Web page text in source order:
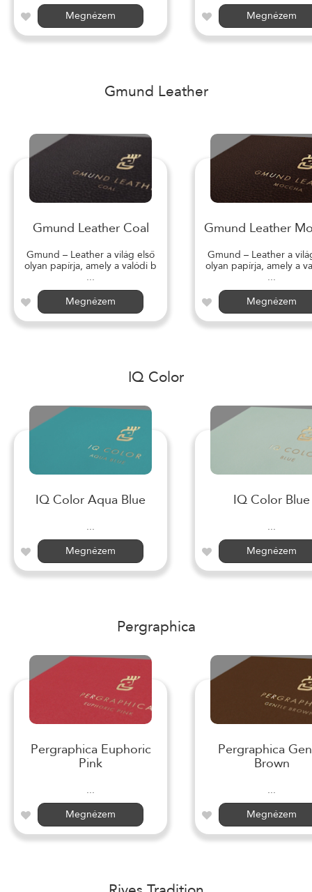
Megnézem
Megnézem
Gmund Leather
Gmund Leather Coal
Gmund – Leather a világ első
olyan papírja, amely a valódi b
...
Megnézem
Gmund Leather
Gmund – Leather a
olyan papírja, amely a
...
Megnézem
IQ Color
IQ Color Aqua Blue
...
Megnézem
IQ Color Blue
...
Megnézem
Pergraphica
Pergraphica Euphoric
Pink
...
Megnézem
Pergraphica
Brown
...
Megnézem